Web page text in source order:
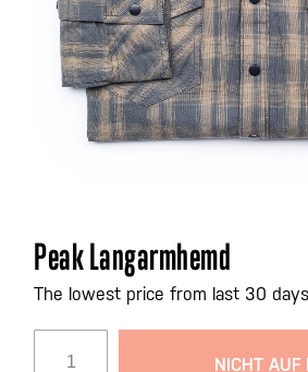
Zum
Anfang
der
Peak Langarmhemd
The lowest price from last 30
NICHT AUF